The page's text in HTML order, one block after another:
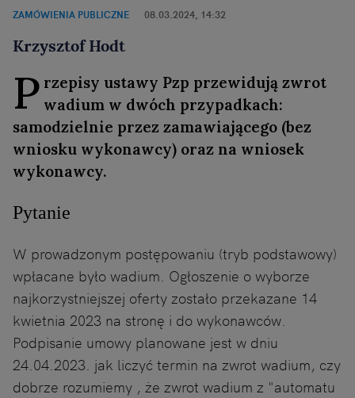
ZAMÓWIENIA PUBLICZNE 08.03.2024, 14:32
Krzysztof Hodt
P rzepisy ustawy Pzp przewidują zwrot
wadium w dwóch przypadkach:
samodzielnie przez zamawiającego (bez
wniosku wykonawcy) oraz na wniosek
wykonawcy.
Pytanie
W prowadzonym postępowaniu (tryb podstawowy)
wpłacane było wadium. Ogłoszenie o wyborze
najkorzystniejszej oferty zostało przekazane 14
kwietnia 2023 na stronę i do wykonawców.
Podpisanie umowy planowane jest w dniu
24.04.2023. jak liczyć termin na zwrot wadium, czy
dobrze rozumiemy , że zwrot wadium z "automatu